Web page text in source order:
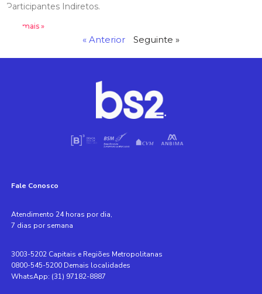
Participantes Indiretos.
Leia mais »
« Anterior Seguinte »
Fale Conosco
Atendimento 24 horas por dia,
7 dias por semana
3003-5202 Capitais e Regiões Metropolitanas
0800-545-5200 Demais localidades
WhatsApp: (31) 97182-8887